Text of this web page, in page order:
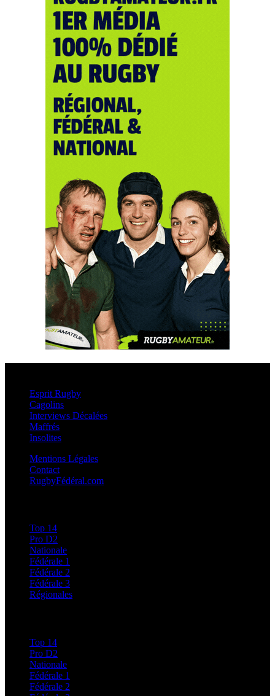
Esprit Rugby
Cagolins
Interviews Décalées
Maffrés
Insolites
Mentions Légales
Contact
RugbyFédéral.com
Top 14
Pro D2
Nationale
Fédérale 1
Fédérale 2
Fédérale 3
Régionales
Top 14
Pro D2
Nationale
Fédérale 1
Fédérale 2